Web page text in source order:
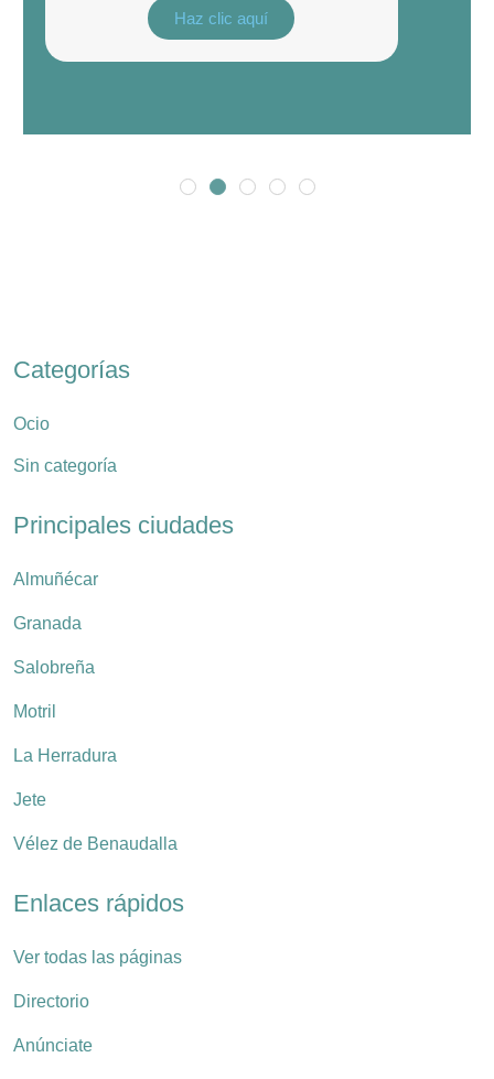
Haz clic aquí
Categorías
Ocio
Sin categoría
Principales ciudades
Almuñécar
Granada
Salobreña
Motril
La Herradura
Jete
Vélez de Benaudalla
Enlaces rápidos
Ver todas las páginas
Directorio
Anúnciate